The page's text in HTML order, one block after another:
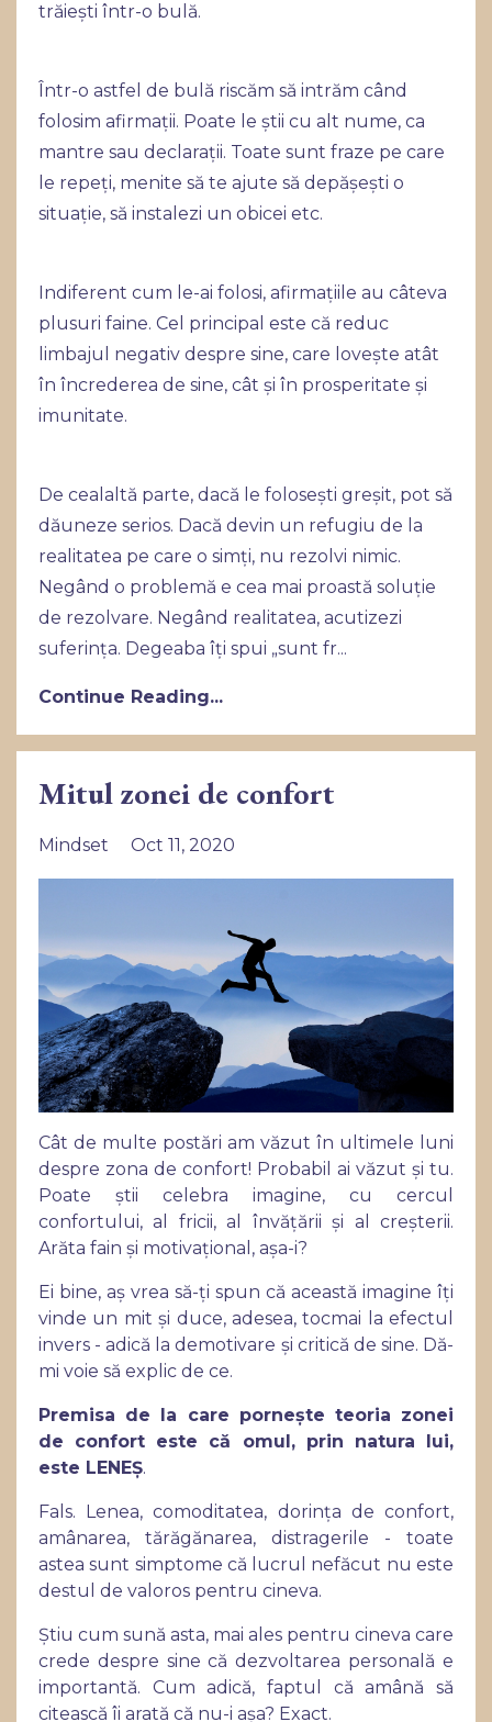
trăiești într-o bulă.
Într-o astfel de bulă riscăm să intrăm când
folosim afirmații. Poate le știi cu alt nume, ca
mantre sau declarații. Toate sunt fraze pe care
le repeți, menite să te ajute să depășești o
situație, să instalezi un obicei etc.
Indiferent cum le-ai folosi, afirmațiile au câteva
plusuri faine. Cel principal este că reduc
limbajul negativ despre sine, care lovește atât
în încrederea de sine, cât și în prosperitate și
imunitate.
De cealaltă parte, dacă le folosești greșit, pot să
dăuneze serios. Dacă devin un refugiu de la
realitatea pe care o simți, nu rezolvi nimic.
Negând o problemă e cea mai proastă soluție
de rezolvare. Negând realitatea, acutizezi
suferința. Degeaba îți spui „sunt fr...
Continue Reading...
Mitul zonei de confort
Mindset Oct 11, 2020
Cât de multe postări am văzut în ultimele luni
despre zona de confort! Probabil ai văzut și tu.
Poate știi celebra imagine, cu cercul
confortului, al fricii, al învățării și al creșterii.
Arăta fain și motivațional, așa-i?
Ei bine, aș vrea să-ți spun că această imagine îți
vinde un mit și duce, adesea, tocmai la efectul
invers - adică la demotivare și critică de sine. Dă-
mi voie să explic de ce.
Premisa de la care pornește teoria zonei
de confort este că omul, prin natura lui,
este LENEȘ.
Fals. Lenea, comoditatea, dorința de confort,
amânarea, tărăgănarea, distragerile - toate
astea sunt simptome că lucrul nefăcut nu este
destul de valoros pentru cineva.
Știu cum sună asta, mai ales pentru cineva care
crede despre sine că dezvoltarea personală e
importantă. Cum adică, faptul că amână să
citească îi arată că nu-i așa? Exact.